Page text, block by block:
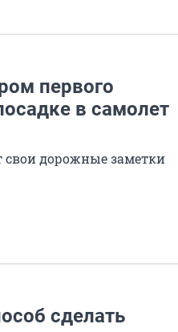
первого
в самолет
свои дорожные заметки
сделать